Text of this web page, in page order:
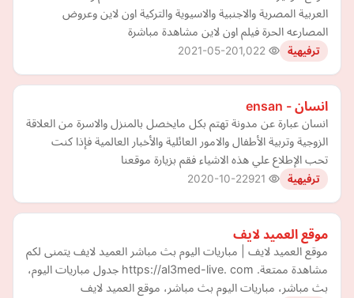
العربية المصرية والاجنبية والاسيوية والتركية اون لاين وعروض
المصارعه الحرة فيلم اون لاين مشاهدة مباشرة
ترفيهية 2021-05-20
انسان - ensan
انسان عبارة عن مدونة تهتم بكل مايخصل بالمنزل والاسرة من العلاقة
الزوجية وتربية الأطفال والامور العائلية والأخبار العالمية فإذا كنت
تحب الإطلاع علي هذه الاشياء فقم بزيارة موقعنا
ترفيهية 2020-10-22
موقع العميد لايف
موقع العميد لايف | مباريات اليوم بث مباشر العميد لايف يتمنى لكم
مشاهدة ممتعة. https://al3med-live. com جدول مباريات اليوم،
بث مباشر، مباريات اليوم بث مباشر، موقع العميد لايف